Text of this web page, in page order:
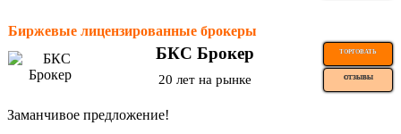
Биржевые лицензированные брокеры
БКС Брокер ТОРГОВАТЬ
20 лет на рынке ОТЗЫВЫ
Заманчивое предложение!